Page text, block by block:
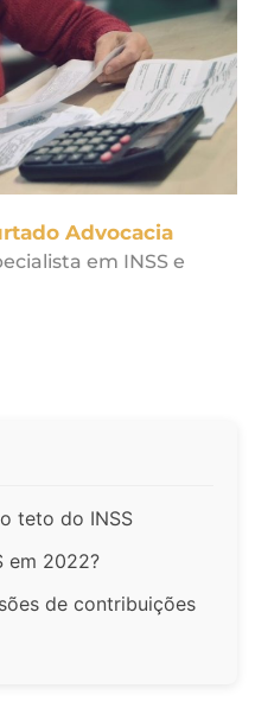
Advocacia
em INSS e
teto do INSS
em 2022?
de contribuições